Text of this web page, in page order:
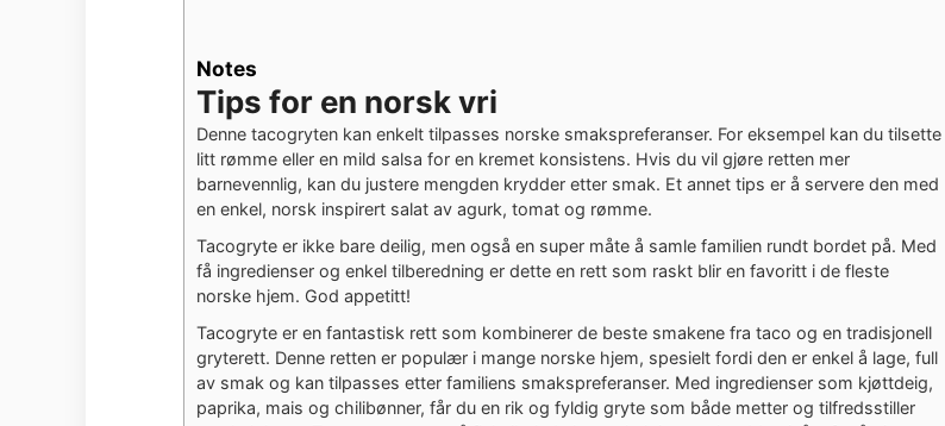
Notes
Tips for en norsk vri
Denne tacogryten kan enkelt tilpasses norske smakspreferanser. For eksempel kan du tilsette
litt rømme eller en mild salsa for en kremet konsistens. Hvis du vil gjøre retten mer
barnevennlig, kan du justere mengden krydder etter smak. Et annet tips er å servere den med
en enkel, norsk inspirert salat av agurk, tomat og rømme.
Tacogryte er ikke bare deilig, men også en super måte å samle familien rundt bordet på. Med
få ingredienser og enkel tilberedning er dette en rett som raskt blir en favoritt i de fleste
norske hjem. God appetitt!
Tacogryte er en fantastisk rett som kombinerer de beste smakene fra taco og en tradisjonell
gryterett. Denne retten er populær i mange norske hjem, spesielt fordi den er enkel å lage, full
av smak og kan tilpasses etter familiens smakspreferanser. Med ingredienser som kjøttdeig,
paprika, mais og chilibønner, får du en rik og fyldig gryte som både metter og tilfredsstiller